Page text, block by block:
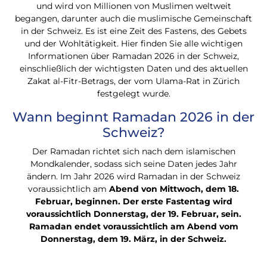
und wird von Millionen von Muslimen weltweit
begangen, darunter auch die muslimische Gemeinschaft
in der Schweiz. Es ist eine Zeit des Fastens, des Gebets
und der Wohltätigkeit. Hier finden Sie alle wichtigen
Informationen über Ramadan 2026 in der Schweiz,
einschließlich der wichtigsten Daten und des aktuellen
Zakat al-Fitr-Betrags, der vom Ulama-Rat in Zürich
festgelegt wurde.
Wann beginnt Ramadan 2026 in der
Schweiz?
Der Ramadan richtet sich nach dem islamischen
Mondkalender, sodass sich seine Daten jedes Jahr
ändern. Im Jahr 2026 wird Ramadan in der Schweiz
voraussichtlich am Abend von Mittwoch, dem 18.
Februar, beginnen. Der erste Fastentag wird
voraussichtlich Donnerstag, der 19. Februar, sein.
Ramadan endet voraussichtlich am Abend vom
Donnerstag, dem 19. März, in der Schweiz.